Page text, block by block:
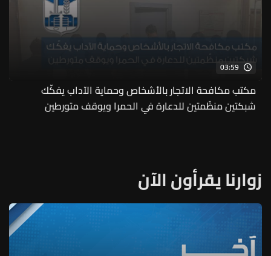
03:59
مكتب مكافحة الاتجار بالأشخاص وحماية الآداب يفكّك
شبكتين منظّمتين للدعارة في الحمرا ويوقف متورطين
زوارنا يقرأون الآن